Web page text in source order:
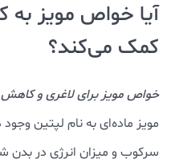
آیا خواص مویز
کمک می‌کند؟
خواص مویز برای لاغری و
مویز ماده‌ای به نام لپتین
سرکوب و میزان انرژی در بدن